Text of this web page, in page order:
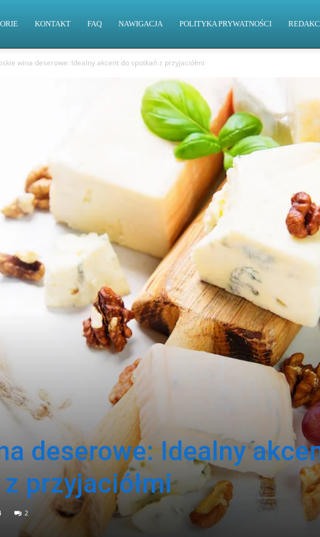
KONTAKT FAQ NAWIGACJA POLITYKA PRYWATNOŚCI
wina deserowe: Idealny akcent do spotkań z przyjaciółmi
deserowe: Idealny
przyjaciółmi
2